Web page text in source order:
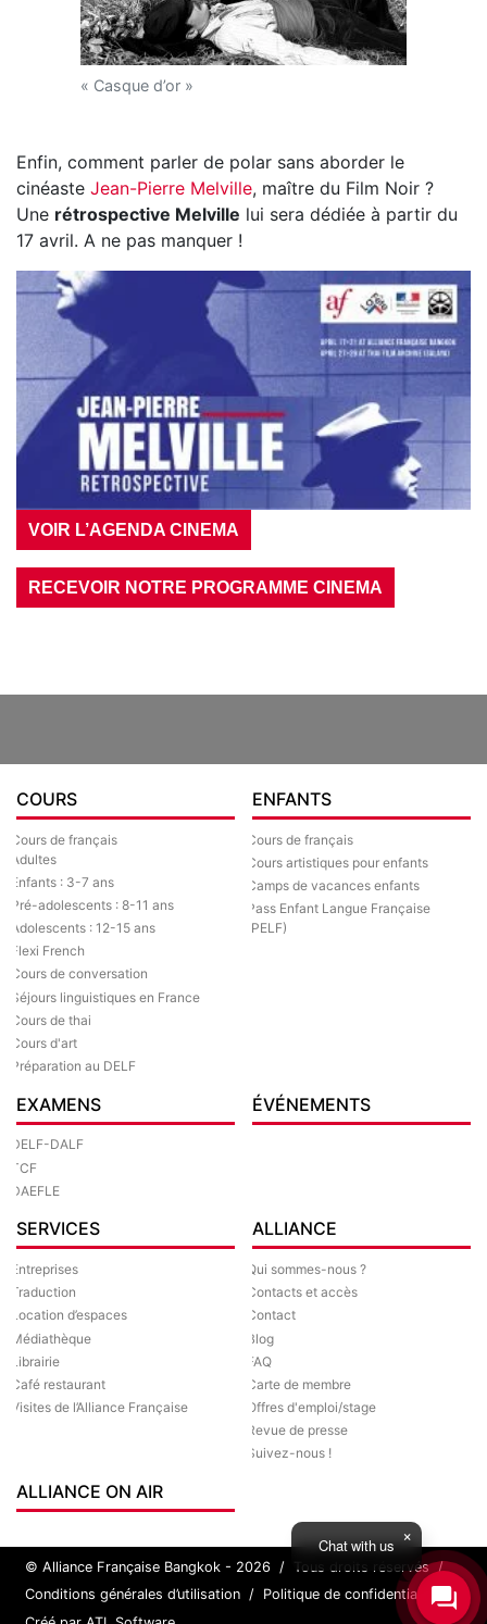
« Casque d’or »
Enfin, comment parler de polar sans aborder le
cinéaste Jean-Pierre Melville, maître du Film Noir ?
Une rétrospective Melville lui sera dédiée à partir du
17 avril. A ne pas manquer !
VOIR L’AGENDA CINEMA
RECEVOIR NOTRE PROGRAMME CINEMA
COURS
Cours de français
Adultes
Enfants : 3-7 ans
Pré-adolescents : 8-11 ans
Adolescents : 12-15 ans
Flexi French
Cours de conversation
Séjours linguistiques en France
Cours de thai
Cours d'art
Préparation au DELF
ENFANTS
Cours de français
Cours artistiques pour enfants
Camps de vacances enfants
Pass Enfant Langue Française
(PELF)
EXAMENS
DELF-DALF
TCF
DAEFLE
ÉVÉNEMENTS
SERVICES
Entreprises
Traduction
Location d’espaces
Médiathèque
Librairie
Café restaurant
Visites de l’Alliance Française
ALLIANCE
Qui sommes-nous ?
Contacts et accès
Contact
Blog
FAQ
Carte de membre
Offres d'emploi/stage
Revue de presse
Suivez-nous !
ALLIANCE ON AIR
© Alliance Française Bangkok - 2026 / Tous droits réservés /
Conditions générales d’utilisation / Politique de confidentialité
Chat with us